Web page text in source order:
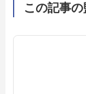
この記事